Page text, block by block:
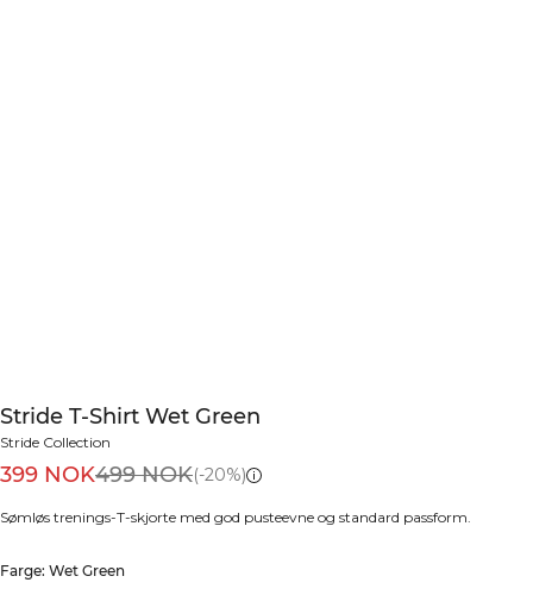
Stride T-Shirt Wet Green
Stride Collection
399 NOK499 NOK(-20%)
Sømløs trenings-T-skjorte med god pusteevne og standard passform.
Farge: Wet Green